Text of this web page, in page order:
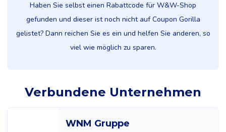
Haben Sie selbst einen Rabattcode für W&W-Shop
gefunden und dieser ist noch nicht auf Coupon Gorilla
gelistet? Dann reichen Sie es ein und helfen Sie anderen, so
viel wie möglich zu sparen.
Verbundene Unternehmen
WNM Gruppe